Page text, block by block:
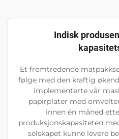
Indisk
Et fremtredende
følge med den kraftig
implementerte vår
papirplater med
innen én måned
produksjonskapasiteten
selskapet kunne levere